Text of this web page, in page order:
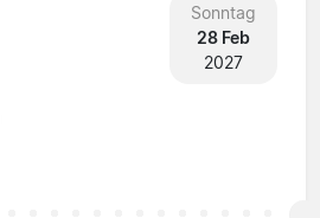
Sonntag
28 Feb
2027